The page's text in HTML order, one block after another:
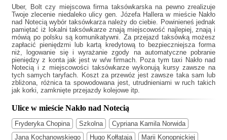
Uber, Bolt czy miejscowa firma taksówkarska na pewno zrealizuje
Twoje zlecenie niedaleko ulicy gen. Józefa Hallera w mieście Nakło
nad Notecią wybór taksówkarza należy do ciebie. Powinieneś jednak
pamiętać iż lokalni taksówkarze znają miejscowość najlepiej, znają i
mówią po polsku są komunikatywni. Za przejazd taksówką możesz
zapłacić pieniędzmi lub kartą kredytową to bezpieczniejsza forma
niż, logowanie się i wyrażanie zgody na automatyczne pobranie
pieniędzy z konta jak jest w w/w firmach. Poza tymtaxi Nakło nad
Noteciąi z miejscowości taksówkarze wykonują kursy zawsze na
tych samych taryfach. Koszt za przewóz jest zawsze taka sam lub
zbliżona, różnica ta spowodowana jest, utrudnieniami w ruch takich
jak korki, zamknięte przejazdy kolejowe itp.
Ulice w mieście Nakło nad Notecią
Fryderyka Chopina Szkolna
Cypriana Kamila Norwida
Jana Kochanowskiego
Hugo Kołłątaja Marii Konopnickiej